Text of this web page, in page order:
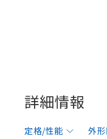
詳細情報
定格/性能 外